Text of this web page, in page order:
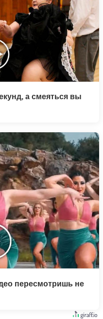
а смеяться вы
пересмотришь не